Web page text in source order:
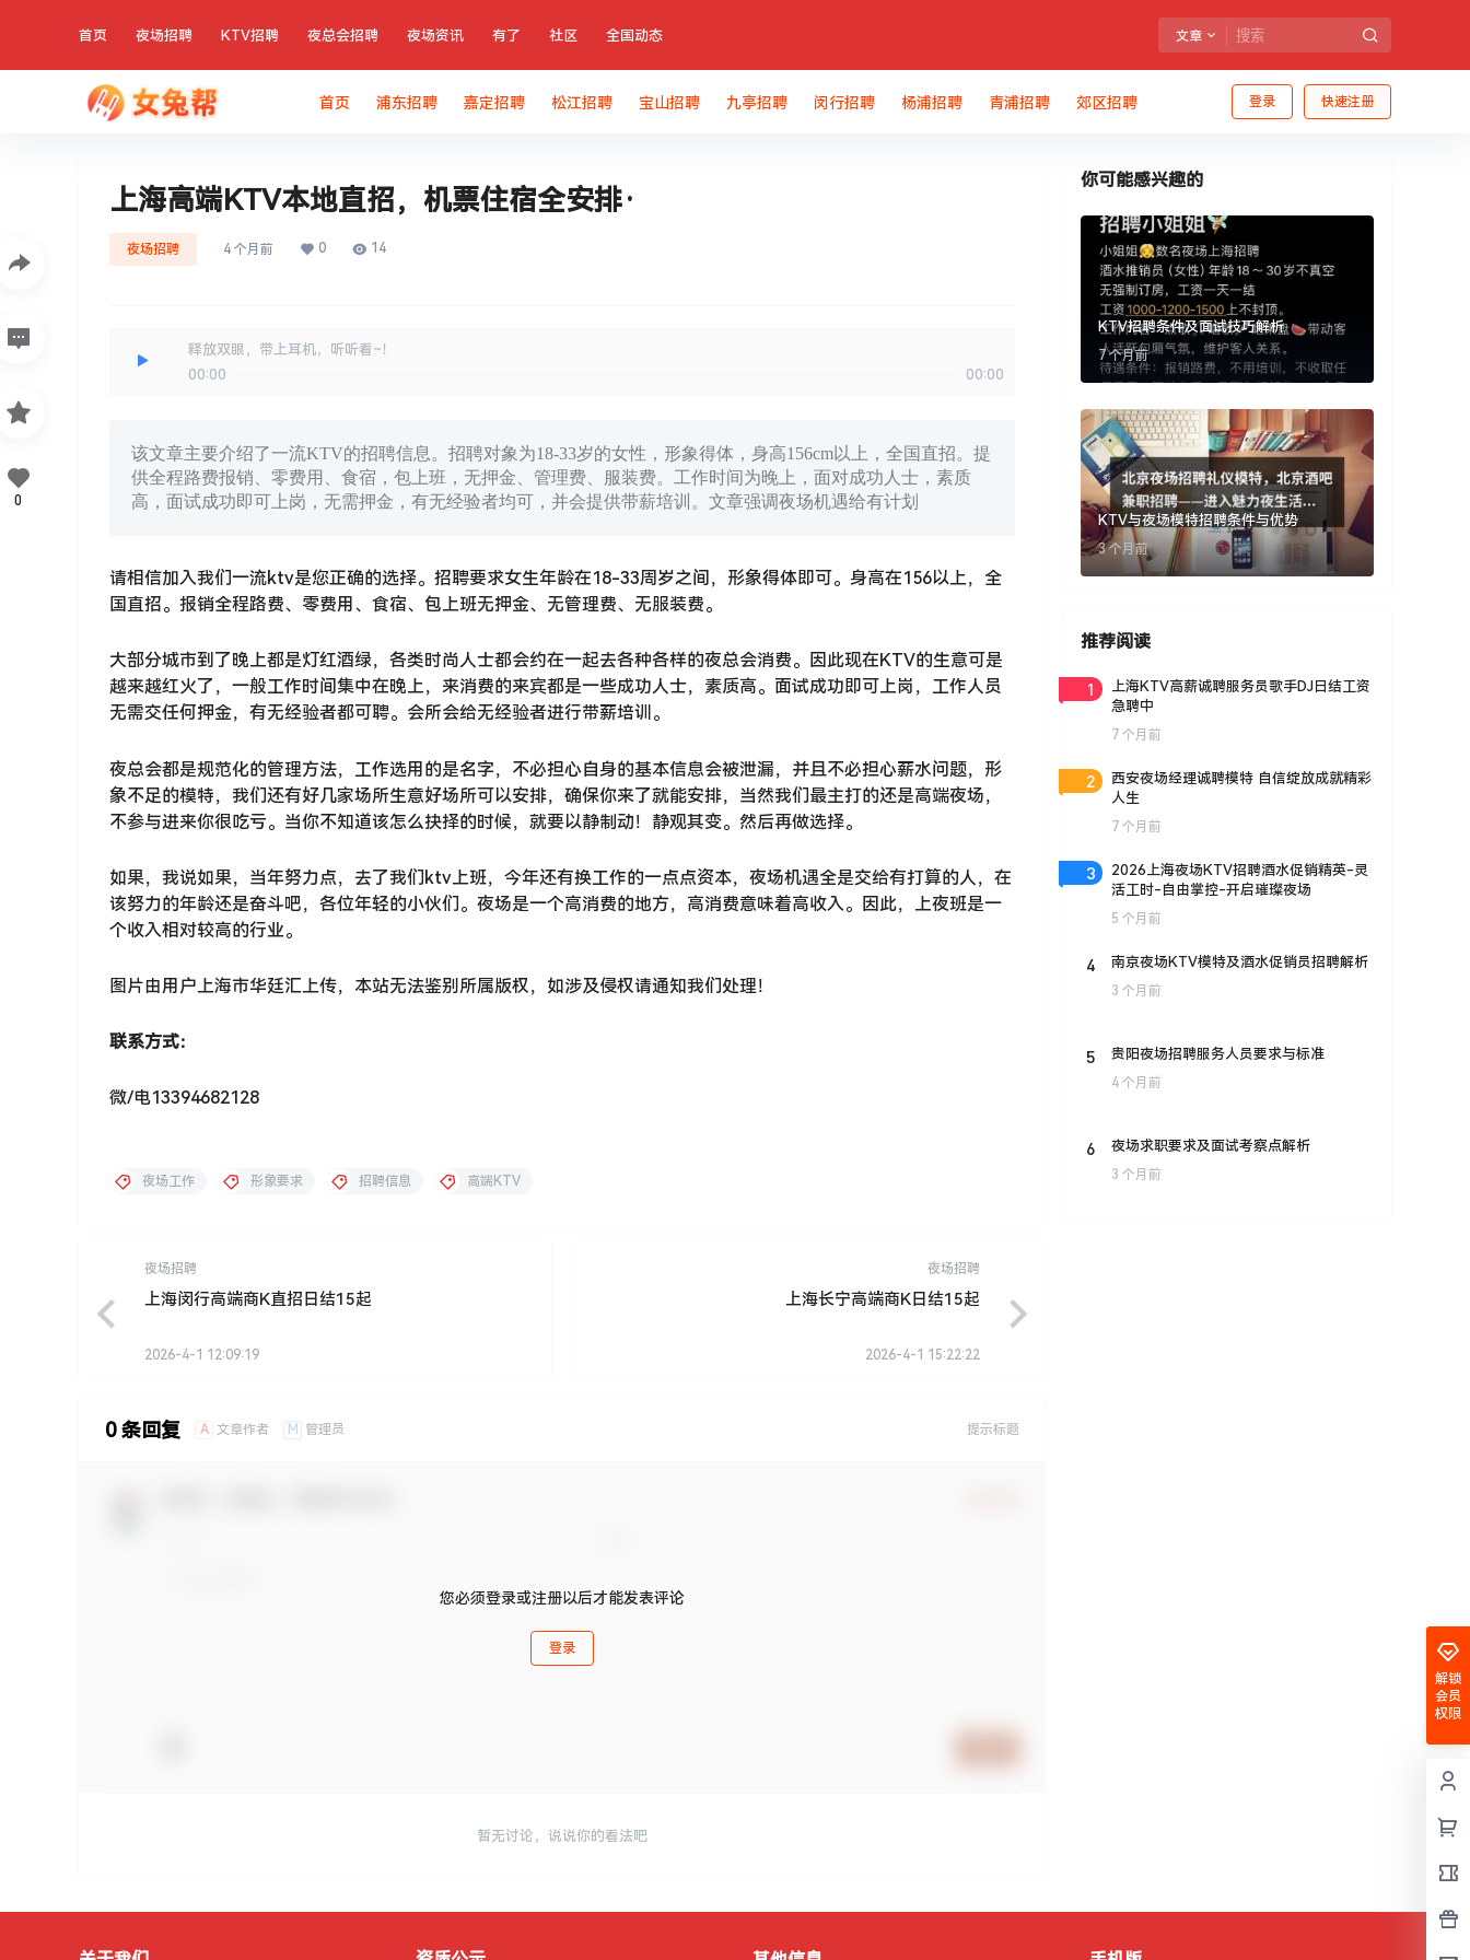
首页 夜场招聘 KTV招聘 夜总会招聘 夜场资讯 有了 社区 全国动态 文章
登录 快速注册
首页 浦东招聘 嘉定招聘 松江招聘 宝山招聘 九亭招聘 闵行招聘 杨浦招聘 青浦招聘 郊区招聘
上海高端KTV本地直招，机票住宿全安排·
夜场招聘 4 个月前 0 14
释放双眼，带上耳机，听听看~！
00:00
00:00
该文章主要介绍了一流KTV的招聘信息。招聘对象为18-33岁的女性，形象得体，身高156cm以上，全国直招。提
供全程路费报销、零费用、食宿，包上班，无押金、管理费、服装费。工作时间为晚上，面对成功人士，素质
高，面试成功即可上岗，无需押金，有无经验者均可，并会提供带薪培训。文章强调夜场机遇给有计划
请相信加入我们一流ktv是您正确的选择。招聘要求女生年龄在18-33周岁之间，形象得体即可。身高在156以上，全
国直招。报销全程路费、零费用、食宿、包上班无押金、无管理费、无服装费。
大部分城市到了晚上都是灯红酒绿，各类时尚人士都会约在一起去各种各样的夜总会消费。因此现在KTV的生意可是
越来越红火了，一般工作时间集中在晚上，来消费的来宾都是一些成功人士，素质高。面试成功即可上岗，工作人员
无需交任何押金，有无经验者都可聘。会所会给无经验者进行带薪培训。
夜总会都是规范化的管理方法，工作选用的是名字，不必担心自身的基本信息会被泄漏，并且不必担心薪水问题，形
象不足的模特，我们还有好几家场所生意好场所可以安排，确保你来了就能安排，当然我们最主打的还是高端夜场，
不参与进来你很吃亏。当你不知道该怎么抉择的时候，就要以静制动！静观其变。然后再做选择。
如果，我说如果，当年努力点，去了我们ktv上班，今年还有换工作的一点点资本，夜场机遇全是交给有打算的人，在
该努力的年龄还是奋斗吧，各位年轻的小伙们。夜场是一个高消费的地方，高消费意味着高收入。因此，上夜班是一
个收入相对较高的行业。
图片由用户上海市华廷汇上传，本站无法鉴别所属版权，如涉及侵权请通知我们处理！
联系方式：
微/电13394682128
0
夜场工作 形象要求 招聘信息 高端KTV
夜场招聘
上海闵行高端商K直招日结15起
2026-4-1 12:09:19
夜场招聘
上海长宁高端商K日结15起
2026-4-1 15:22:22
0 条回复 A 文章作者 M 管理员 提示标题
您必须登录或注册以后才能发表评论
登录
暂无讨论，说说你的看法吧
你可能感兴趣的
KTV招聘条件及面试技巧解析
7 个月前
KTV与夜场模特招聘条件与优势
3 个月前
推荐阅读
1
上海KTV高薪诚聘服务员歌手DJ日结工资
急聘中
7 个月前
2
西安夜场经理诚聘模特 自信绽放成就精彩
人生
7 个月前
3
2026上海夜场KTV招聘酒水促销精英-灵
活工时-自由掌控-开启璀璨夜场
5 个月前
4 南京夜场KTV模特及酒水促销员招聘解析
3 个月前
5 贵阳夜场招聘服务人员要求与标准
4 个月前
6 夜场求职要求及面试考察点解析
3 个月前
解锁
会员
权限